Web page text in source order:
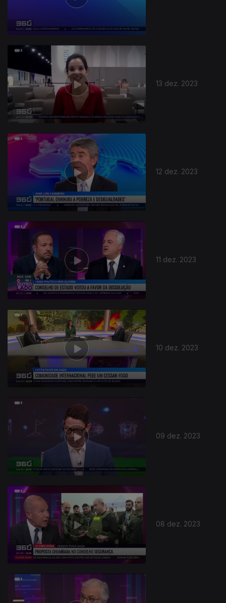
13 dez. 2023
12 dez. 2023
11 dez. 2023
10 dez. 2023
09 dez. 2023
08 dez. 2023
733694